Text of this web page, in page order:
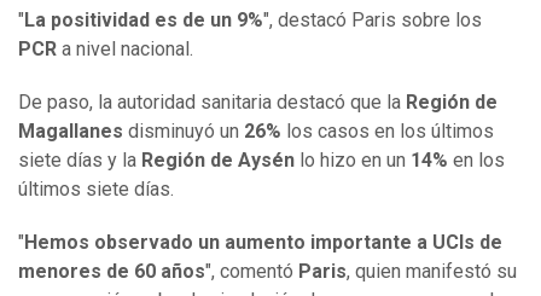
" La positividad es de un 9%", destacó Paris sobre los
PCR a nivel nacional.
De paso, la autoridad sanitaria destacó que la Región de
Magallanes disminuyó un 26% los casos en los últimos
siete días y la Región de Aysén lo hizo en un 14% en los
últimos siete días.
" Hemos observado un aumento importante a UCIs de
menores de 60 años", comentó Paris, quien manifestó su